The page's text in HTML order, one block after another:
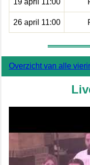
19 april 11:00
26 april 11:00
Overzicht van alle